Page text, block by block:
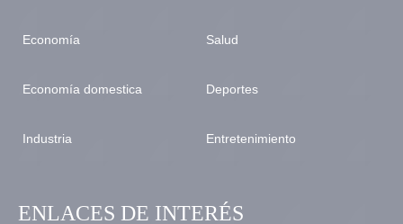
Economía
Economía domestica
Industria
Salud
Deportes
Entretenimiento
ENLACES DE INTERÉS